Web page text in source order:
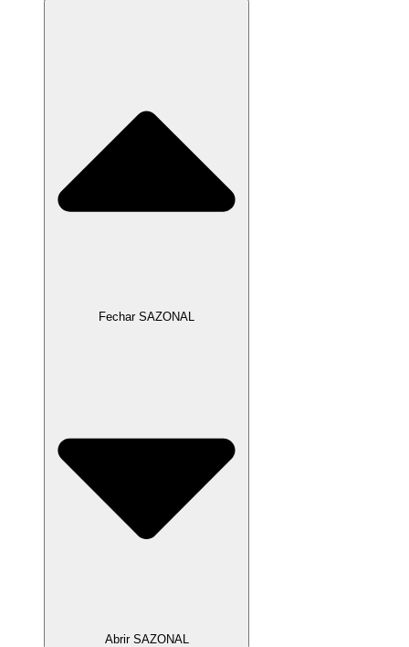
Fechar SAZONAL
Abrir SAZONAL